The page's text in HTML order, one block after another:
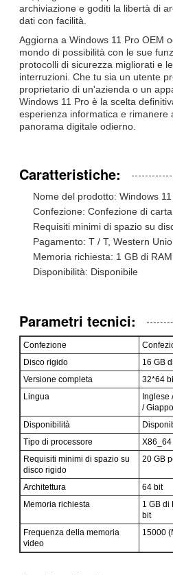
Ti
Invia
archiviazione e goditi la libertà di
dati con facilità.
Aggiorna a Windows 11 Pro OEM
mondo di possibilità con le sue
protocolli di sicurezza migliorati e
interruzioni. Che tu sia un utente
proprietario di un'azienda o un
Windows 11 Pro è la scelta
esperienza informatica e rimanere
panorama digitale odierno.
Caratteristiche:
Nome del prodotto: Windows
Confezione: Confezione di
Requisiti minimi di spazio su
Pagamento: T / T, Western
Memoria richiesta: 1 GB di
Disponibilità: Disponibile
Parametri tecnici:
Confezione
Disco rigido
16 GB
Versione completa
32*64
Lingua
Inglese
/
Disponibilità
Tipo di processore
X86_64
Requisiti minimi di spazio su
disco rigido
20 GB
Architettura
64 bit
Memoria richiesta
1 GB di
bit
Frequenza della memoria
video
15000